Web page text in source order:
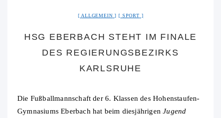
ALLGEMEIN SPORT
HSG EBERBACH STEHT IM FINALE
DES REGIERUNGSBEZIRKS
KARLSRUHE
Die Fußballmannschaft der 6. Klassen des Hohenstaufen-
Gymnasiums Eberbach hat beim diesjährigenJugend